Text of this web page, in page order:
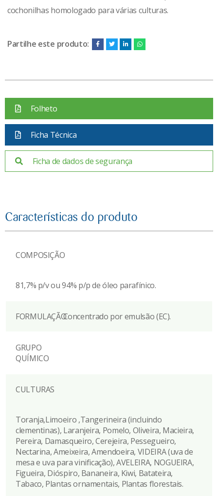
cochonilhas homologado para várias culturas.
Partilhe este produto:
Folheto
Ficha Técnica
Ficha de dados de segurança
Características do produto
COMPOSIÇÃO
81,7% p/v ou 94% p/p de óleo parafínico.
FORMULAÇÃOConcentrado por emulsão (EC).
GRUPO
QUÍMICO
CULTURAS
Toranja,Limoeiro ,Tangerineira (incluindo
clementinas), Laranjeira, Pomelo, Oliveira, Macieira,
Pereira, Damasqueiro, Cerejeira, Pessegueiro,
Nectarina, Ameixeira, Amendoeira, VIDEIRA (uva de
mesa e uva para vinificação), AVELEIRA, NOGUEIRA,
Figueira, Dióspiro, Bananeira, Kiwi, Batateira,
Tabaco, Plantas ornamentais, Plantas florestais.